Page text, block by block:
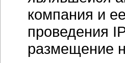
компания и
проведения
размещение